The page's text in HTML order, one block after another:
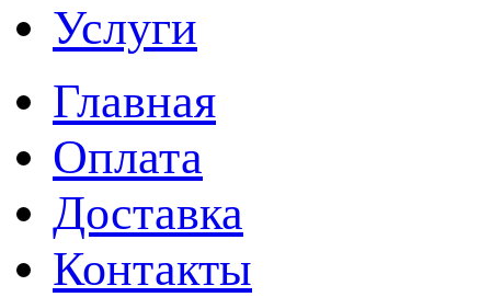
Услуги
Главная
Оплата
Доставка
Контакты